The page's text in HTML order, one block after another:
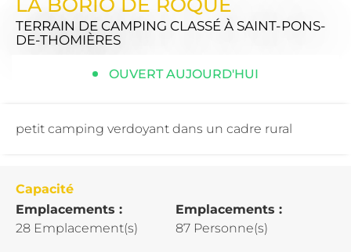
TERRAIN DE CAMPING CLASSÉ À SAINT-PONS-
DE-THOMIÈRES
OUVERT AUJOURD'HUI
petit camping verdoyant dans un cadre rural
Capacité
Emplacements :
28 Emplacement(s)
Emplacements :
87 Personne(s)